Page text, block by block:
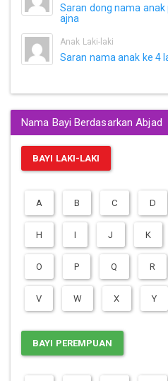
Saran dong nama
ajna
Anak Laki-laki
Saran nama anak ke 4
Nama Bayi Berdasarkan Abjad
BAYI LAKI-LAKI
A B C D
H I J K
O P Q R
V W X Y
BAYI PEREMPUAN